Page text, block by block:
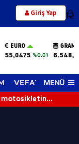
Giriş Yap 12
EURO
55,0475 %0.01
GRAM
VEFAT EDENLER
MENÜ
motosikletin